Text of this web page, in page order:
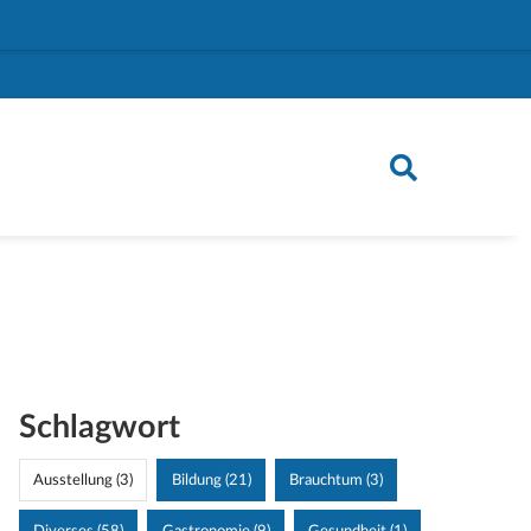
Schlagwort
Ausstellung (3) Bildung (21) Brauchtum (3)